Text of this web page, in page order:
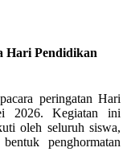
Hari Pendidikan
peringatan Hari
2026. Kegiatan ini
oleh seluruh siswa,
penghormatan